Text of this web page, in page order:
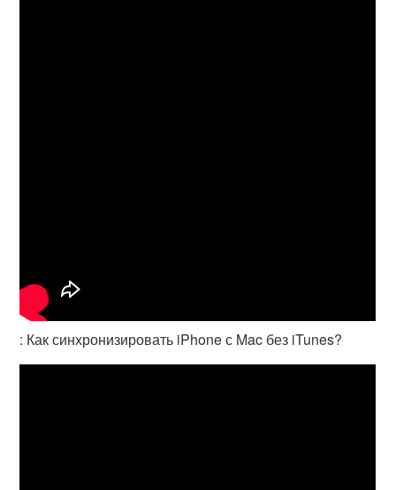
: Как синхронизировать iPhone с Mac без iTunes?